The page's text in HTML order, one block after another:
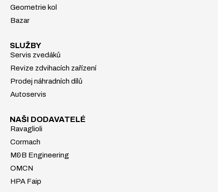
Geometrie kol
Bazar
SLUŽBY
Servis zvedáků
Revize zdvihacích zařízení
Prodej náhradních dílů
Autoservis
NAŠI DODAVATELÉ
Ravaglioli
Cormach
M&B Engineering
OMCN
HPA Faip